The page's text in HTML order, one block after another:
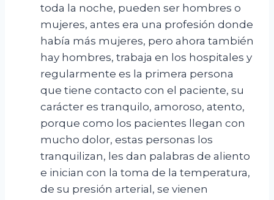
toda la noche, pueden ser hombres o
mujeres, antes era una profesión donde
había más mujeres, pero ahora también
hay hombres, trabaja en los hospitales y
regularmente es la primera persona
que tiene contacto con el paciente, su
carácter es tranquilo, amoroso, atento,
porque como los pacientes llegan con
mucho dolor, estas personas los
tranquilizan, les dan palabras de aliento
e inician con la toma de la temperatura,
de su presión arterial, se vienen